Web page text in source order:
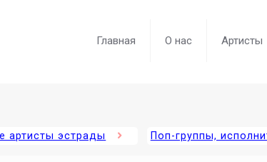
Главная О нас Артисты
артисты эстрады Поп-группы,